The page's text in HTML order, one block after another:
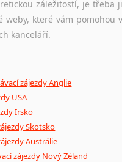
záležitostí, je
weby, které vám
kanceláří.
zájezdy Anglie
USA
Irsko
Skotsko
Austrálie
zájezdy Nový Zéland